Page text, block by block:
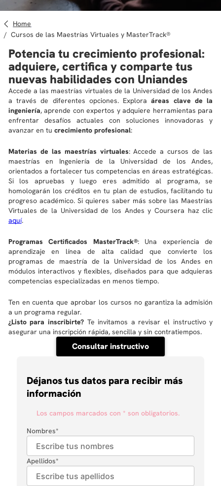
Home
Cursos de las Maestrías Virtuales y MasterTrack®
Potencia tu crecimiento profesional:
adquiere, certifica y comparte tus
nuevas habilidades con Uniandes
Accede a las maestrías virtuales de la Universidad de los Andes
a través de diferentes opciones. Exploraáreas clave de la
ingeniería, aprende con expertos y adquiere herramientas para
enfrentar desafíos actuales con soluciones innovadoras y
avanzar en tu crecimiento profesional:
Materias de las maestrías virtuales: Accede a cursos de las
maestrías en Ingeniería de la Universidad de los Andes,
orientados a fortalecer tus competencias en áreas estratégicas.
Si los apruebas y luego eres admitido al programa, se
homologarán los créditos en tu plan de estudios, facilitando tu
progreso académico. Si quieres saber más sobre las Maestrías
Virtuales de la Universidad de los Andes y Coursera haz clic
aquí.
Programas Certificados MasterTrack®: Una experiencia de
aprendizaje en línea de alta calidad que convierte los
programas de maestría de la Universidad de los Andes en
módulos interactivos y flexibles, diseñados para que adquieras
competencias especializadas en menos tiempo.
Ten en cuenta que aprobar los cursos no garantiza la admisión
a un programa regular.
¿Listo para inscribirte?Te invitamos a revisar el instructivo y
asegurar una inscripción rápida, sencilla y sin contratiempos.
Consultar instructivo
Déjanos tus datos para recibir más
información
Los campos marcados con * son obligatorios.
Nombres*
Apellidos*